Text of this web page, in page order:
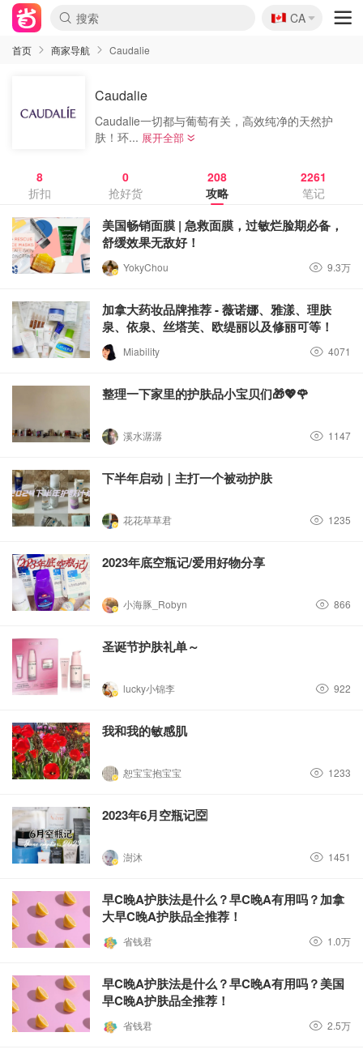
🇨🇦
CA
首页 商家导航 Caudalie
Caudalie
Caudalie一切都与葡萄有关，高效纯净的天然护
肤！环... 展开全部
8
折扣
0
抢好货
208
攻略
2261
笔记
美国畅销面膜 | 急救面膜，过敏烂脸期必备，
舒缓效果无敌好！
YokyChou 9.3万
加拿大药妆品牌推荐 - 薇诺娜、雅漾、理肤
泉、依泉、丝塔芙、欧缇丽以及修丽可等！
Miability 4071
整理一下家里的护肤品小宝贝们🎁💖🌹
溪水潺潺 1147
下半年启动｜主打一个被动护肤
花花草草君 1235
2023年底空瓶记/爱用好物分享
小海豚_Robyn 866
圣诞节护肤礼单～
lucky小锦李 922
我和我的敏感肌
恕宝宝抱宝宝 1233
2023年6月空瓶记🈳️
澍沐 1451
早C晚A护肤法是什么？早C晚A有用吗？加拿
大早C晚A护肤品全推荐！
省钱君 1.0万
早C晚A护肤法是什么？早C晚A有用吗？美国
早C晚A护肤品全推荐！
省钱君 2.5万